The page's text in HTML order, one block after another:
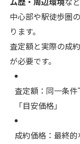
ム歴・周辺環境な
中心部や駅徒歩圏
ります。
査定額と実際の成
が必要です。
査定額：同一条
「目安価格」
成約価格：最終